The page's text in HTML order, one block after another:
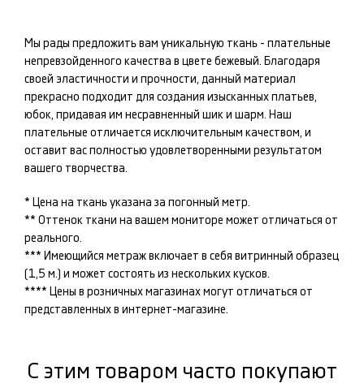
Мы рады предложить вам уникальную ткань - плательные
непревзойденного качества в цвете бежевый. Благодаря
своей эластичности и прочности, данный материал
прекрасно подходит для создания изысканных платьев,
юбок, придавая им несравненный шик и шарм. Наш
плательные отличается исключительным качеством, и
оставит вас полностью удовлетворенными результатом
вашего творчества.
* Цена на ткань указана за погонный метр.
** Оттенок ткани на вашем мониторе может отличаться от
реального.
*** Имеющийся метраж включает в себя витринный образец
(1,5 м.) и может состоять из нескольких кусков.
**** Цены в розничных магазинах могут отличаться от
представленных в интернет-магазине.
С этим товаром часто покупают